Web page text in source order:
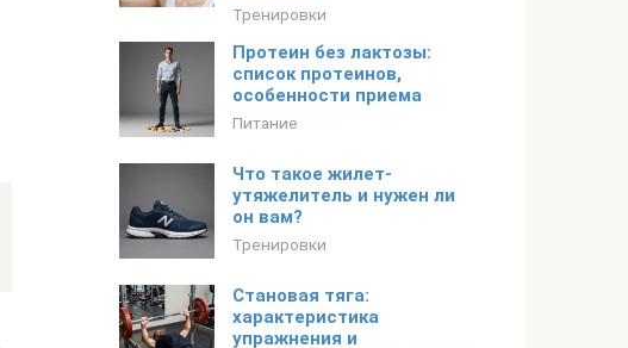
Тренировки
Протеин без лактозы:
список протеинов,
особенности приема
Питание
Что такое жилет-
утяжелитель и нужен ли
он вам?
Тренировки
Становая тяга:
характеристика
упражнения и